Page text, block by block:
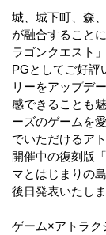
城、城下町、森
が融合すること
ラゴンクエスト
PGとしてご好評
リーをアップデ
感できることも
ーズのゲームを
でいただけるア
開催中の復刻版
マとはじまりの
後日発表いたしま
ゲーム×アトラク